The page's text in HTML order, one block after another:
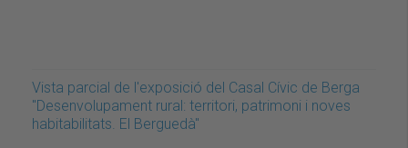
Vista parcial de l'exposició del Casal Cívic de Berga
"Desenvolupament rural: territori, patrimoni i noves
habitabilitats. El Berguedà"